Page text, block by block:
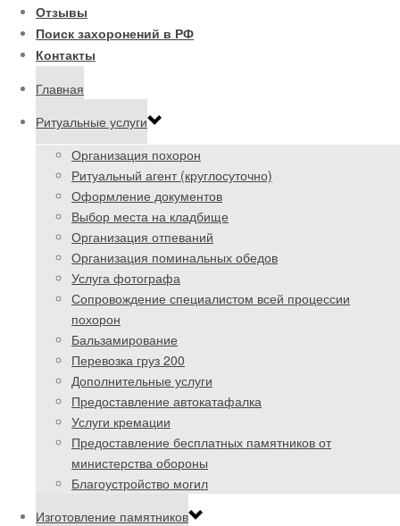
Отзывы
Поиск захоронений в РФ
Контакты
Главная
Ритуальные услуги
Организация похорон
Ритуальный агент (круглосуточно)
Оформление документов
Выбор места на кладбище
Организация отпеваний
Организация поминальных обедов
Услуга фотографа
Сопровождение специалистом всей процессии
похорон
Бальзамирование
Перевозка груз 200
Дополнительные услуги
Предоставление автокатафалка
Услуги кремации
Предоставление бесплатных памятников от
министерства обороны
Благоустройство могил
Изготовление памятников